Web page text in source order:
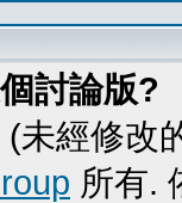
討論版?
(未經修改
所有.